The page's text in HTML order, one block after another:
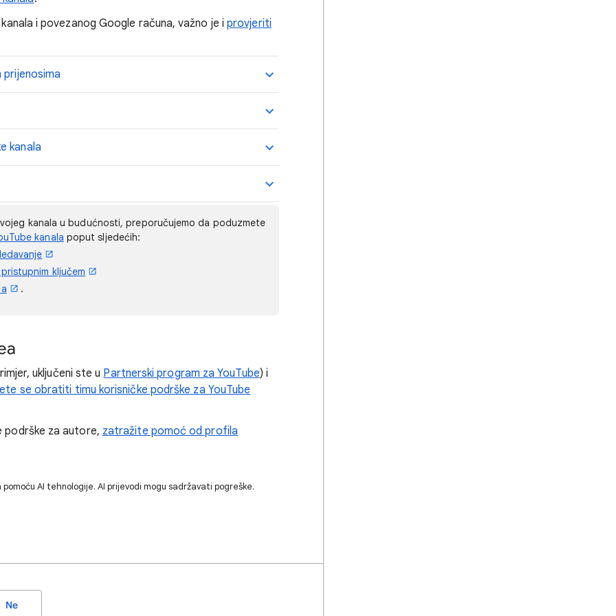
i povezanog Google računa, važno je iprovjeriti
prijenosima
kanala
kanala u budućnosti, preporučujemo da poduzmete
kanala poput sljedećih:
ključem
.
uključeni ste u Partnerski program za YouTube) i
se obratiti timu korisničke podrške za YouTube
podrške za autore, zatražite pomoć od profila
AI tehnologije. AI prijevodi mogu sadržavati pogreške.
Ne